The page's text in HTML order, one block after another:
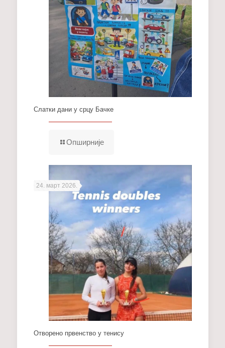
Слатки дани у срцу Бачке
Опширније
24. март 2026.
Отворено првенство у тенису